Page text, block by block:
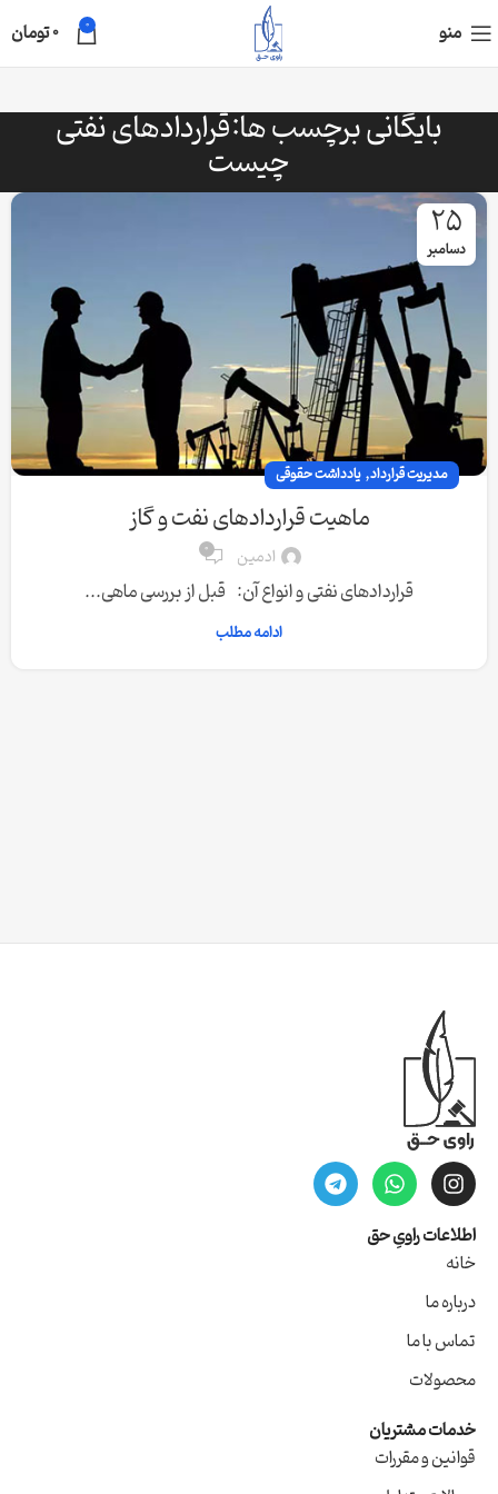
منو 0
0تومان
بایگانی برچسب ها:قراردادهای نفتی
چیست
25
دسامبر
مدیریت قرارداد, یادداشت حقوقی
ماهیت قراردادهای نفت و گاز
ادمین 0
قراردادهای نفتی و انواع آن: قبل از بررسی ماهی...
ادامه مطلب
اطلاعات راویِ حق
خانه
درباره ما
تماس با ما
محصولات
خدمات مشتریان
قوانین و مقررات